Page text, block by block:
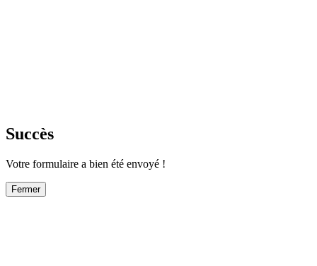
Succès
Votre formulaire a bien été envoyé !
Fermer